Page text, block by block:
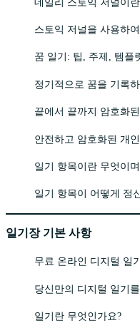
스토익 저널을 사용하
꿈 일기: 팁, 주제, 템플
정기적으로 꿈을 기록
끝에서 끝까지 암호화
안전하고 암호화된 개
일기 항목이란 무엇이
일기 항목이 어떻게 정
일기장 기본 사항
무료 온라인 디지털 일
당신만의 디지털 일기
일기란 무엇인가요?